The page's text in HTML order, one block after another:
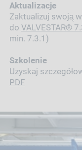
Aktualizacje
Zaktualizuj swoją
do VALVESTAR®
min. 7.3.1)
Szkolenie
Uzyskaj
PDF